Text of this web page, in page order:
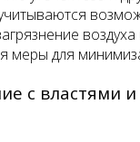
меры для
с властями